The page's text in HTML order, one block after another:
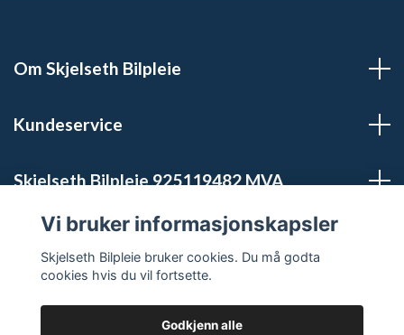
Om Skjelseth Bilpleie
Kundeservice
Skjelseth Bilpleie 925119482 MVA
Sosiale medier
Vi bruker informasjonskapsler
Skjelseth Bilpleie bruker cookies. Du må godta
cookies hvis du vil fortsette.
Godkjenn alle